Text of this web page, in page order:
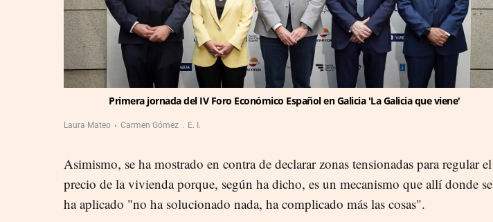
Primera jornada del IV Foro Económico Español en Galicia 'La Galicia que viene'
Laura Mateo Carmen Gómez E. I.
Asimismo, se ha mostrado en contra de declarar zonas tensionadas para regular el
precio de la vivienda porque, según ha dicho, es un mecanismo que allí donde se
ha aplicado "no ha solucionado nada, ha complicado más las cosas".